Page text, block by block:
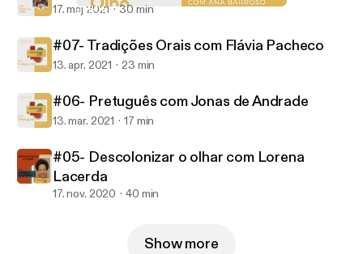
#08- Cisco no Olho com Ana Barroso
17. maj 2021 30 min
#07- Tradições Orais com Flávia Pacheco
13. apr. 2021 23 min
#06- Pretuguês com Jonas de Andrade
13. mar. 2021 17 min
#05- Descolonizar o olhar com Lorena
Lacerda
17. nov. 2020 40 min
Show more